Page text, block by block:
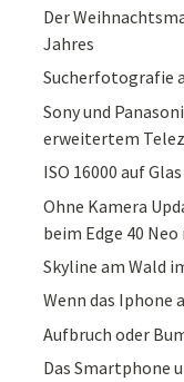
Der
Jahres
Sucherfotografie
Sony und
erweitertem
ISO 16000 auf
Ohne Kamera
beim Edge 40
Skyline am Wald
Wenn das Iphone
Aufbruch oder
Das Smartphone